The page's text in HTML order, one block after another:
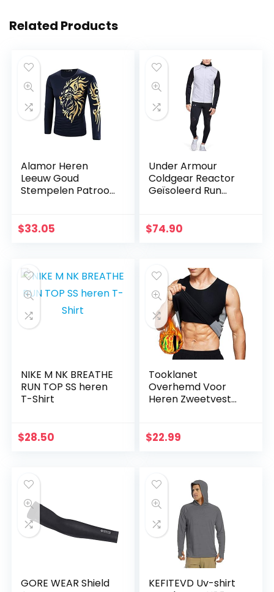
Related Products
Alamor Heren
Leeuw Goud
Stempelen Patroon
Tops-
$33.05
Under Armour
Coldgear Reactor
Geïsoleerd Run
$74.90
NIKE M NK BREATHE
RUN TOP SS heren
T-Shirt
$28.50
Tooklanet
Overhemd Voor
Heren Zweetvest
Bodyshaper
$22.99
GORE WEAR Shield
KEFITEVD Uv-shirt